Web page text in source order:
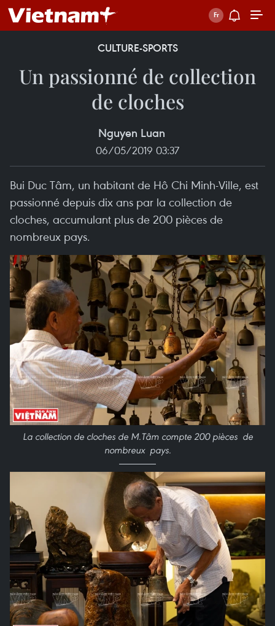
CULTURE-SPORTS
Un passionné de collection
de cloches
Nguyen Luan
06/05/2019 03:37
Bui Duc Tâm, un habitant de Hô Chi Minh-Ville, est
passionné depuis dix ans par la collection de
cloches, accumulant plus de 200 pièces de
nombreux pays.
La collection de cloches de M.Tâm compte 200 pièces de
nombreux pays.